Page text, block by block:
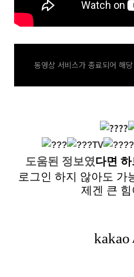
동영상 서비스가 종료되어 해
도움된 정보였다면 하
로그인 하지 않아도 가
제겐 큰